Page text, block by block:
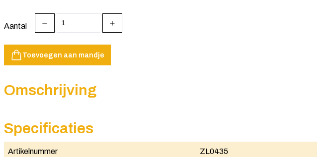
Aantal
Toevoegen aan mandje
Omschrijving
Specificaties
Artikelnummer ZL0435